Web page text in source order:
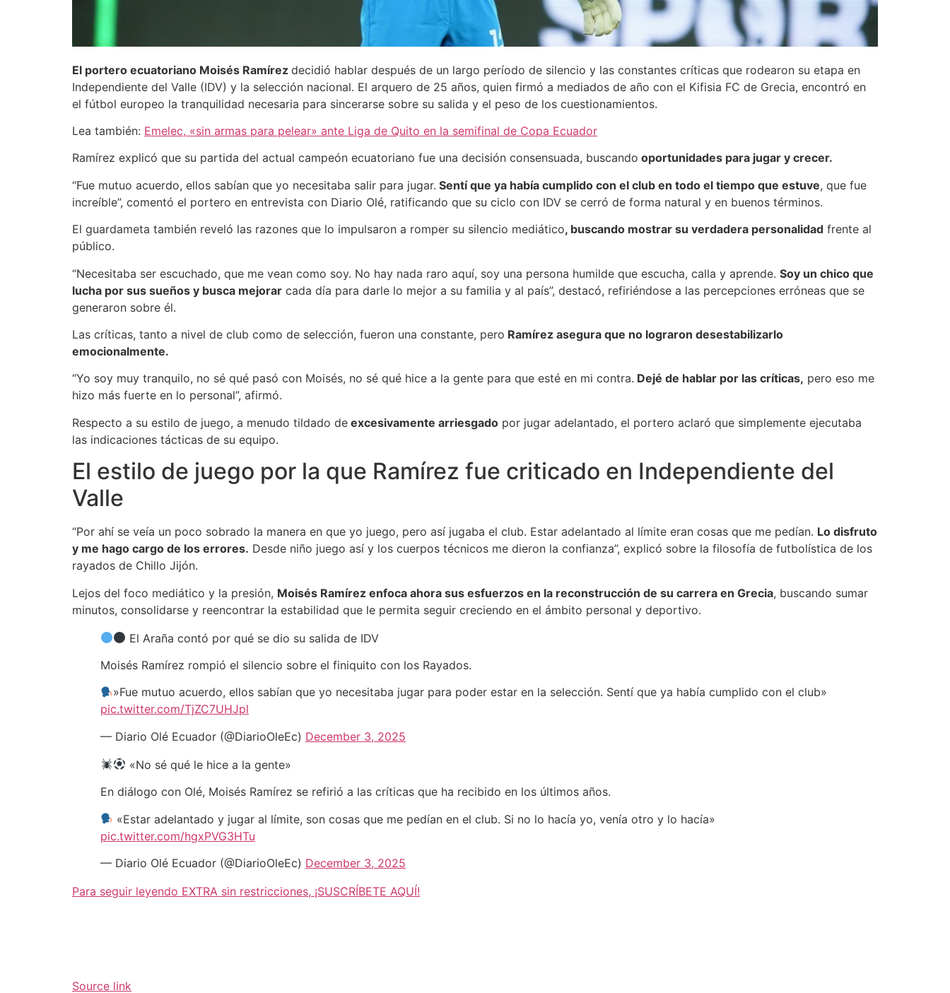
El portero ecuatoriano Moisés Ramírez decidió hablar después de un largo período de silencio y las constantes críticas que rodearon su etapa en
Independiente del Valle (IDV) y la selección nacional. El arquero de 25 años, quien firmó a mediados de año con el Kifisia FC de Grecia, encontró en
el fútbol europeo la tranquilidad necesaria para sincerarse sobre su salida y el peso de los cuestionamientos.
Lea también: Emelec, «sin armas para pelear» ante Liga de Quito en la semifinal de Copa Ecuador
Ramírez explicó que su partida del actual campeón ecuatoriano fue una decisión consensuada, buscando oportunidades para jugar y crecer.
“Fue mutuo acuerdo, ellos sabían que yo necesitaba salir para jugar. Sentí que ya había cumplido con el club en todo el tiempo que estuve, que fue
increíble”, comentó el portero en entrevista con Diario Olé, ratificando que su ciclo con IDV se cerró de forma natural y en buenos términos.
El guardameta también reveló las razones que lo impulsaron a romper su silencio mediático, buscando mostrar su verdadera personalidad frente al
público.
“Necesitaba ser escuchado, que me vean como soy. No hay nada raro aquí, soy una persona humilde que escucha, calla y aprende. Soy un chico que
lucha por sus sueños y busca mejorar cada día para darle lo mejor a su familia y al país”, destacó, refiriéndose a las percepciones erróneas que se
generaron sobre él.
Las críticas, tanto a nivel de club como de selección, fueron una constante, pero Ramírez asegura que no lograron desestabilizarlo
emocionalmente.
“Yo soy muy tranquilo, no sé qué pasó con Moisés, no sé qué hice a la gente para que esté en mi contra. Dejé de hablar por las críticas, pero eso me
hizo más fuerte en lo personal”, afirmó.
Respecto a su estilo de juego, a menudo tildado de excesivamente arriesgado por jugar adelantado, el portero aclaró que simplemente ejecutaba
las indicaciones tácticas de su equipo.
El estilo de juego por la que Ramírez fue criticado en Independiente del
Valle
“Por ahí se veía un poco sobrado la manera en que yo juego, pero así jugaba el club. Estar adelantado al límite eran cosas que me pedían. Lo disfruto
y me hago cargo de los errores. Desde niño juego así y los cuerpos técnicos me dieron la confianza”, explicó sobre la filosofía de futbolística de los
rayados de Chillo Jijón.
Lejos del foco mediático y la presión, Moisés Ramírez enfoca ahora sus esfuerzos en la reconstrucción de su carrera en Grecia, buscando sumar
minutos, consolidarse y reencontrar la estabilidad que le permita seguir creciendo en el ámbito personal y deportivo.
El Araña contó por qué se dio su salida de IDV
Moisés Ramírez rompió el silencio sobre el finiquito con los Rayados.
»Fue mutuo acuerdo, ellos sabían que yo necesitaba jugar para poder estar en la selección. Sentí que ya había cumplido con el club»
pic.twitter.com/TjZC7UHJpl
— Diario Olé Ecuador (@DiarioOleEc) December 3, 2025
«No sé qué le hice a la gente»
En diálogo con Olé, Moisés Ramírez se refirió a las críticas que ha recibido en los últimos años.
«Estar adelantado y jugar al límite, son cosas que me pedían en el club. Si no lo hacía yo, venía otro y lo hacía»
pic.twitter.com/hgxPVG3HTu
— Diario Olé Ecuador (@DiarioOleEc) December 3, 2025
Para seguir leyendo EXTRA sin restricciones, ¡SUSCRÍBETE AQUÍ!
Source link